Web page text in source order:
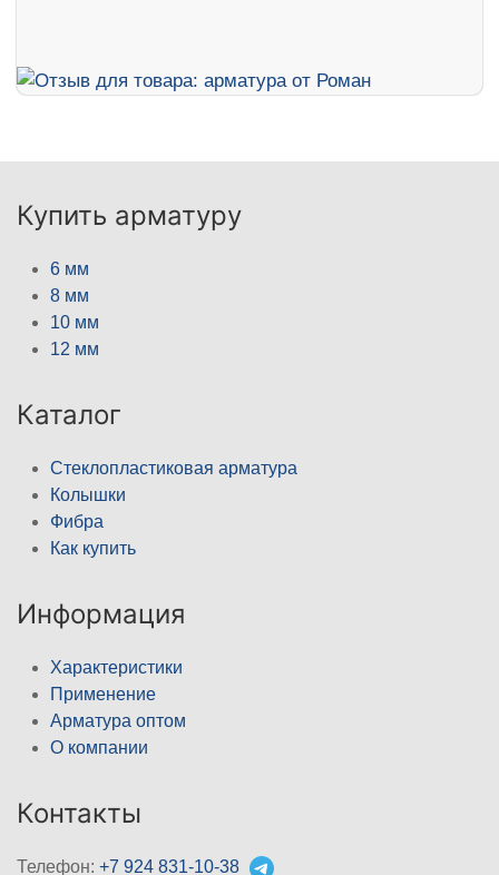
Купить арматуру
6 мм
8 мм
10 мм
12 мм
Каталог
Стеклопластиковая арматура
Колышки
Фибра
Как купить
Информация
Характеристики
Применение
Арматура оптом
О компании
Контакты
Телефон: +7 924 831-10-38